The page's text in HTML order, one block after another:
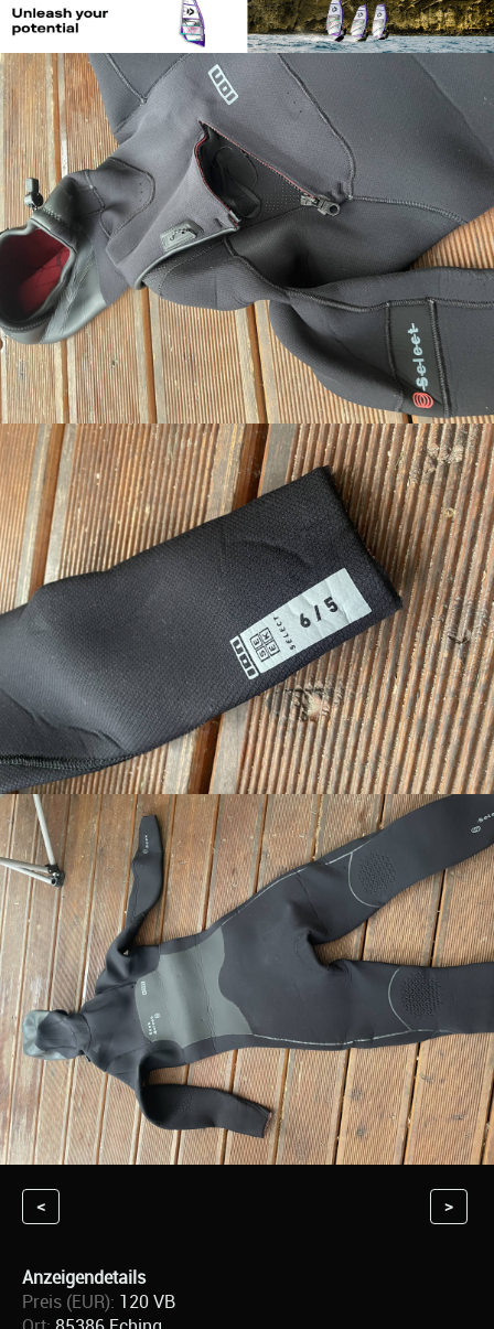
< >
Anzeigendetails
Preis (EUR): 120 VB